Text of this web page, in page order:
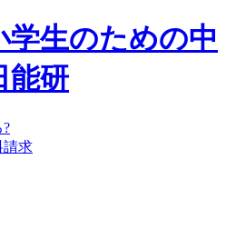
学生のための中
能研
請求